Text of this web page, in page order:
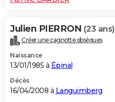
Julien PIERRON (23 ans)
Créer une cagnotte obsèques
Naissance
13/01/1985 à Épinal
Décès
16/04/2008 à Languimberg